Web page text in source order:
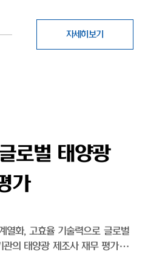
자세히보기
신용등급 'A-
토 확장 박차무차입 경영, 작년
태양광 모듈 전문